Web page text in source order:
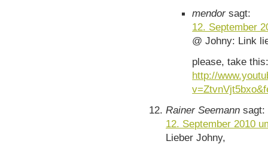
mendor sagt:
12. September
@ Johny: Link
please, take
http://
Rainer Seemann sagt:
12. September 2010
Lieber Johny,